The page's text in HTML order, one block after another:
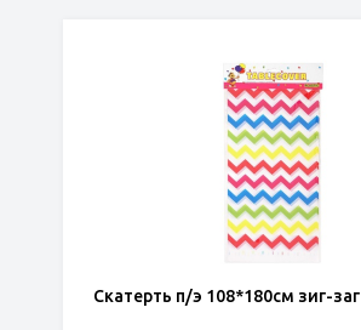
Скатерть п/э 108*180см зиг-заг